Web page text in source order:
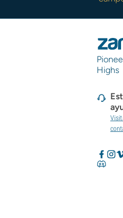
Super Sativa
TICAL
T.H. Seeds
Top Tao Seeds
Vision Seeds
White Label
World Of Seeds
Bancos de
Highs